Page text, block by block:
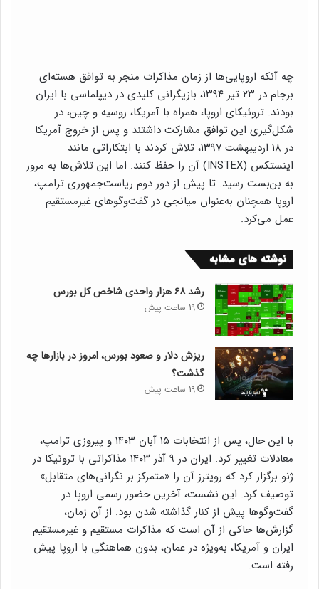
چه آنکه اروپایی‌ها از زمان مذاکرات منجر به توافق هسته‌ای
برجام در ۲۳ تیر ۱۳۹۴، بازیگرانی کلیدی در دیپلماسی با ایران
بودند. تروئیکای اروپا، همراه با آمریکا، روسیه و چین، در
شکل‌گیری این توافق مشارکت داشتند و پس از خروج آمریکا
در ۱۸ اردیبهشت ۱۳۹۷، تلاش کردند با ابتکاراتی مانند
اینستکس (INSTEX) آن را حفظ کنند. اما این تلاش‌ها به مرور
به بن‌بست رسید. تا پیش از دور دوم ریاست‌جمهوری ترامپ،
اروپا همچنان به‌عنوان میانجی در گفت‌وگوهای غیرمستقیم
عمل می‌کرد.
نوشته های مشابه
رشد ۶۸ هزار واحدی شاخص کل بورس
19 ساعت پیش
ریزش دلار و صعود بورس، امروز در بازارها چه
گذشت؟
19 ساعت پیش
با این حال، پس از انتخابات ۱۵ آبان ۱۴۰۳ و پیروزی ترامپ،
معادلات تغییر کرد. ایران در ۹ آذر ۱۴۰۳ مذاکراتی با تروئیکا در
ژنو برگزار کرد که رویترز آن را «متمرکز بر نگرانی‌های متقابل»
توصیف کرد. این نشست، آخرین حضور رسمی اروپا در
گفت‌وگوها پیش از کنار گذاشته شدن بود. از آن زمان،
گزارش‌ها حاکی از آن است که مذاکرات مستقیم و غیرمستقیم
ایران و آمریکا، به‌ویژه در عمان، بدون هماهنگی با اروپا پیش
رفته است.